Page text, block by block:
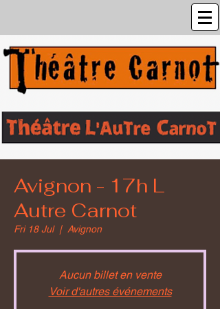
Avignon - 17h L
Autre Carnot
Fri 18 Jul
  |
Avignon
Aucun billet en vente
Voir d'autres événements